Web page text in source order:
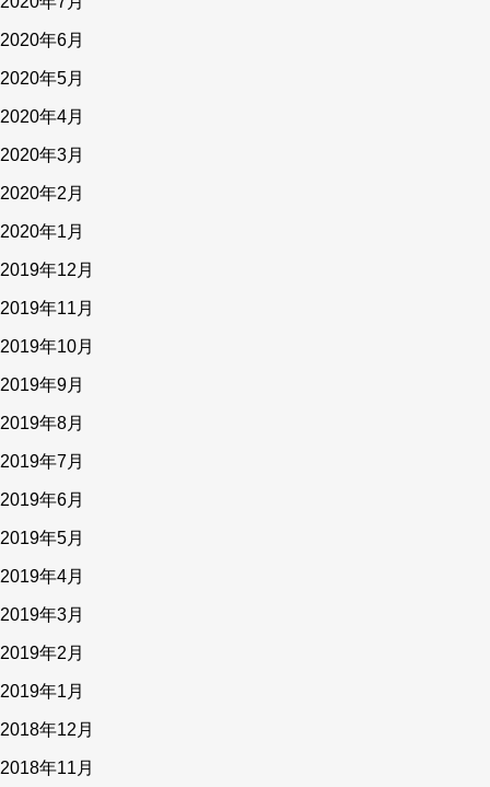
2020年6月
2020年5月
2020年4月
2020年3月
2020年2月
2020年1月
2019年12月
2019年11月
2019年10月
2019年9月
2019年8月
2019年7月
2019年6月
2019年5月
2019年4月
2019年3月
2019年2月
2019年1月
2018年12月
2018年11月